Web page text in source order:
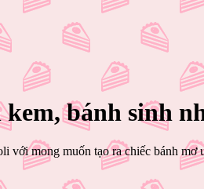
bánh sinh
mong muốn tạo ra chiếc bánh mơ